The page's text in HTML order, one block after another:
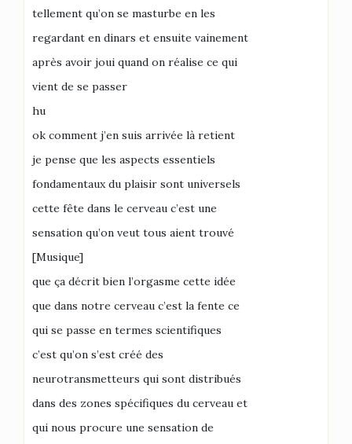
tellement qu’on se masturbe en les
regardant en dinars et ensuite vainement
après avoir joui quand on réalise ce qui
vient de se passer
hu
ok comment j’en suis arrivée là retient
je pense que les aspects essentiels
fondamentaux du plaisir sont universels
cette fête dans le cerveau c’est une
sensation qu’on veut tous aient trouvé
[Musique]
que ça décrit bien l’orgasme cette idée
que dans notre cerveau c’est la fente ce
qui se passe en termes scientifiques
c’est qu’on s’est créé des
neurotransmetteurs qui sont distribués
dans des zones spécifiques du cerveau et
qui nous procure une sensation de